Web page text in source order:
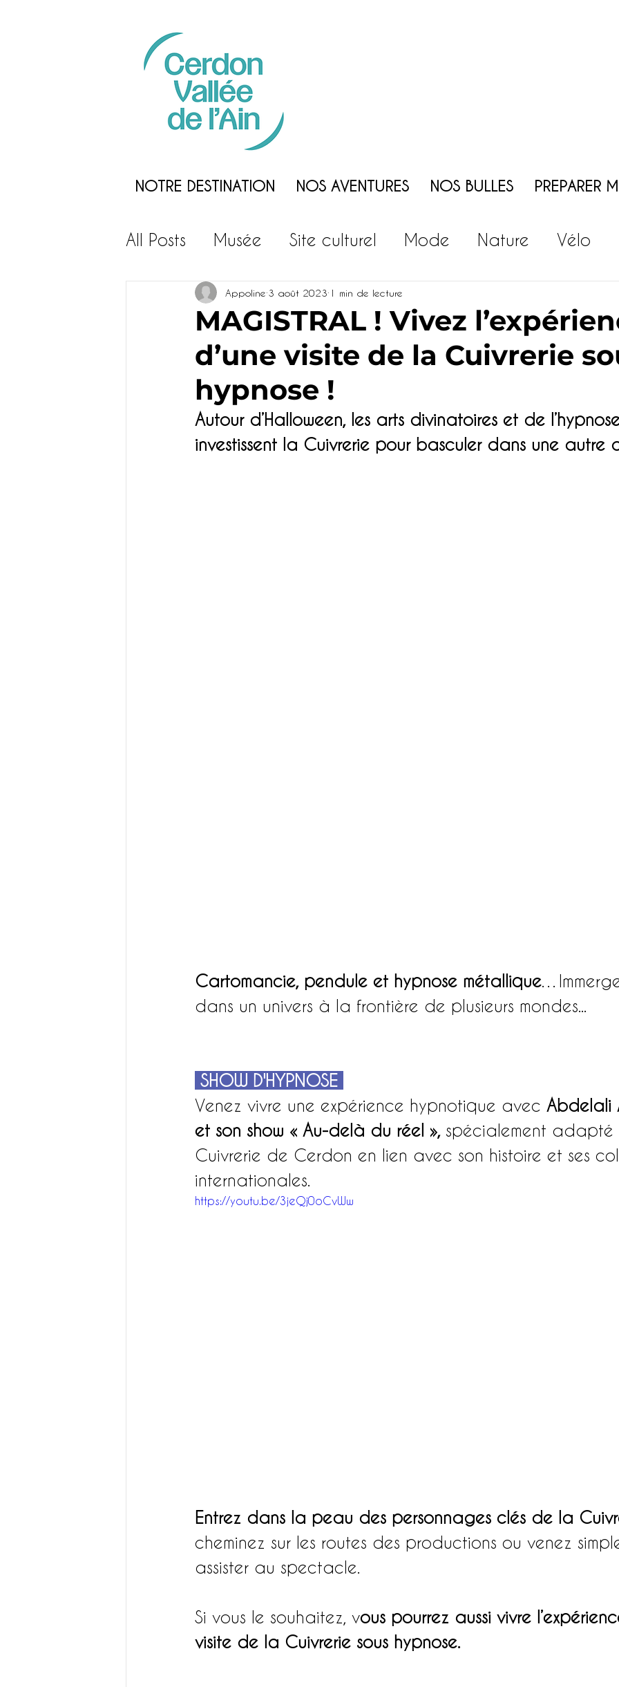
NOTRE DESTINATION NOS AVENTURES NOS BULLES PREPARER
All Posts Musée Site culturel Mode Nature Vélo
Loisirs Gastronomie Vin Patrimoine
Enfants Famille Randonnée Hébergement
Emploi Incontournable
MAGISTRAL ! Vivez
d’une visite de la Cuivrerie
hypnose !
Appoline 3 août 2023 1 min de lecture
Autour d’Halloween, les arts divinatoires et de
investissent la Cuivrerie pour basculer dans une autre
Cartomancie, pendule et hypnose métallique
dans un univers à la frontière de plusieurs mondes...
SHOW D'HYPNOSE
Venez vivre une expérience hypnotique avec Abdelali
et son show « Au-delà du réel », spécialement adapté
Cuivrerie de Cerdon en lien avec son histoire et ses
internationales.
https://youtu.be/3jeQj0oCvWw
Entrez dans la peau des personnages clés de la
cheminez sur les routes des productions ou venez
assister au spectacle.
Si vous le souhaitez, vous pourrez aussi vivre
visite de la Cuivrerie sous hypnose.